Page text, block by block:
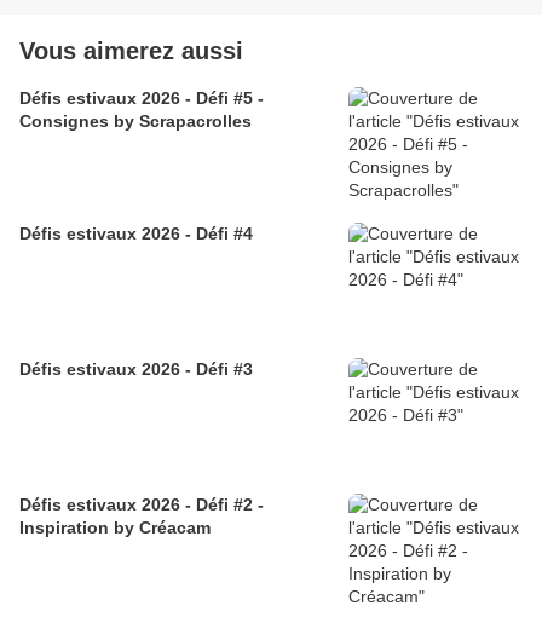
Vous aimerez aussi
Défis estivaux 2026 - Défi #5 -
Consignes by Scrapacrolles
Défis estivaux 2026 - Défi #4
Défis estivaux 2026 - Défi #3
Défis estivaux 2026 - Défi #2 -
Inspiration by Créacam